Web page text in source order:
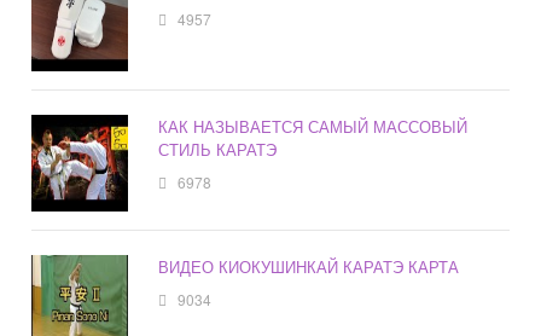
4957
КАК НАЗЫВАЕТСЯ САМЫЙ МАССОВЫЙ
СТИЛЬ КАРАТЭ
6978
ВИДЕО КИОКУШИНКАЙ КАРАТЭ КАРТА
9034